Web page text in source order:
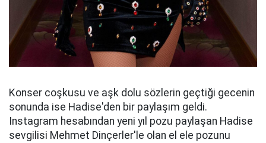
Konser coşkusu ve aşk dolu sözlerin geçtiği gecenin
sonunda ise Hadise'den bir paylaşım geldi.
Instagram hesabından yeni yıl pozu paylaşan Hadise
sevgilisi Mehmet Dinçerler'le olan el ele pozunu